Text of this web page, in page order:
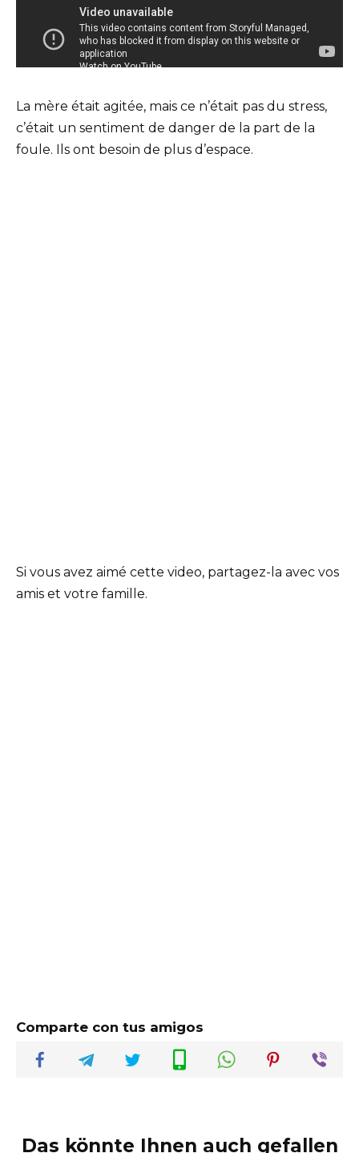
La mère était agitée, mais ce n’était pas du stress,
c’était un sentiment de danger de la part de la
foule. Ils ont besoin de plus d’espace.
Si vous avez aimé cette video, partagez-la avec vos
amis et votre famille.
Comparte con tus amigos
Das könnte Ihnen auch gefallen